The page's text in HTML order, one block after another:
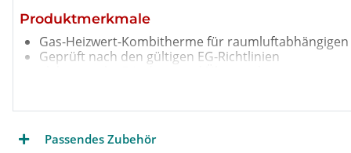
Produktmerkmale
Gas-Heizwert-Kombitherme für
Geprüft nach den gültigen EG-Richtlinien
WOLF Low-NOx - Unit mit Hydro Tec - System
eBus-fähige Regelung für Anschluss von digitalem
modulierend geregelte Leistung im Heiz- und
serienmäßig mit stufenloser Hocheffizienzpumpe,
Passendes Zubehör